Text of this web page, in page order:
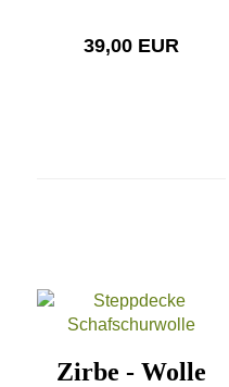
39,00 EUR
Zirbe - Wolle